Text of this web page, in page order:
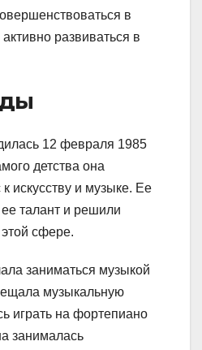
в
развиваться в
12 февраля 1985
детства она
искусству и музыке. Ее
талант и решили
сфере.
заниматься музыкой
музыкальную
играть на фортепиано
занималась